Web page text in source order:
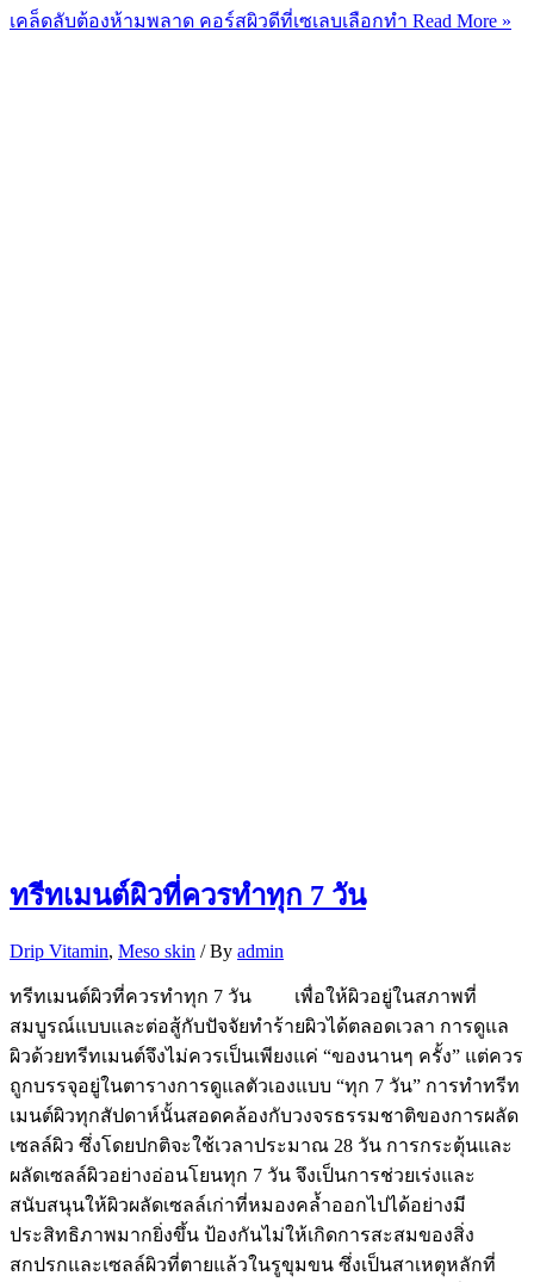
เคล็ดลับต้องห้ามพลาด คอร์สผิวดีที่เซเลบเลือกทำ Read More »
ทรีทเมนต์ผิวที่ควรทำทุก 7 วัน
Drip Vitamin, Meso skin / By admin
ทรีทเมนต์ผิวที่ควรทำทุก 7 วัน เพื่อให้ผิวอยู่ในสภาพที่
สมบูรณ์แบบและต่อสู้กับปัจจัยทำร้ายผิวได้ตลอดเวลา การดูแล
ผิวด้วยทรีทเมนต์จึงไม่ควรเป็นเพียงแค่ “ของนานๆ ครั้ง” แต่ควร
ถูกบรรจุอยู่ในตารางการดูแลตัวเองแบบ “ทุก 7 วัน” การทำทรีท
เมนต์ผิวทุกสัปดาห์นั้นสอดคล้องกับวงจรธรรมชาติของการผลัด
เซลล์ผิว ซึ่งโดยปกติจะใช้เวลาประมาณ 28 วัน การกระตุ้นและ
ผลัดเซลล์ผิวอย่างอ่อนโยนทุก 7 วัน จึงเป็นการช่วยเร่งและ
สนับสนุนให้ผิวผลัดเซลล์เก่าที่หมองคล้ำออกไปได้อย่างมี
ประสิทธิภาพมากยิ่งขึ้น ป้องกันไม่ให้เกิดการสะสมของสิ่ง
สกปรกและเซลล์ผิวที่ตายแล้วในรูขุมขน ซึ่งเป็นสาเหตุหลักที่